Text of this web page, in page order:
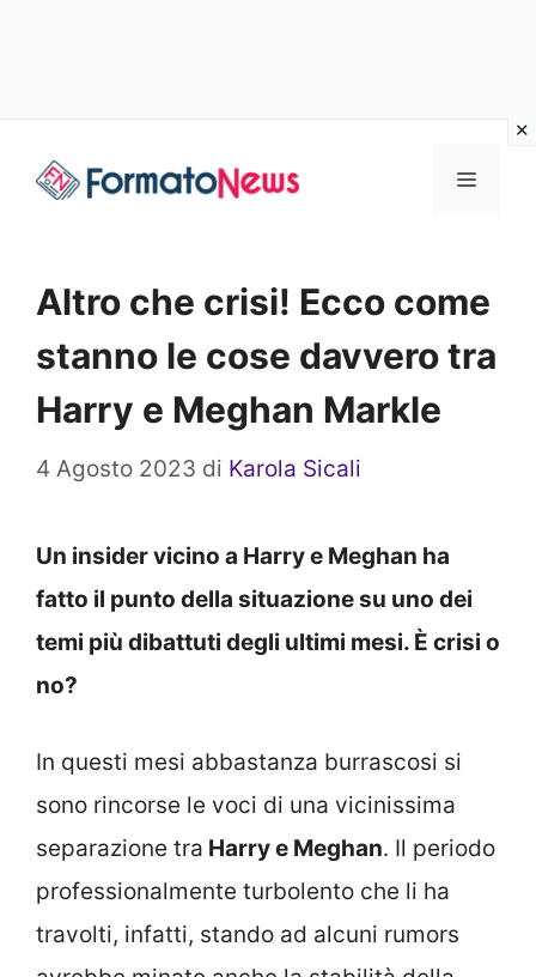
Menu
Altro che crisi! Ecco come
stanno le cose davvero tra
Harry e Meghan Markle
4 Agosto 2023 di Karola Sicali
Un insider vicino a Harry e Meghan ha
fatto il punto della situazione su uno dei
temi più dibattuti degli ultimi mesi. È crisi o
no?
In questi mesi abbastanza burrascosi si
sono rincorse le voci di una vicinissima
separazione tra Harry e Meghan. Il periodo
professionalmente turbolento che li ha
travolti, infatti, stando ad alcuni rumors